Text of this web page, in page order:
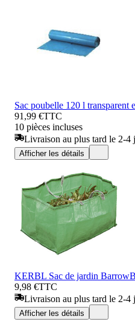
Sac poubelle 120 l transparent
91,99 €TTC
10 pièces incluses
Livraison au plus tard le 2-4
Afficher les détails
KERBL Sac de jardin
9,98 €TTC
Livraison au plus tard le 2-4
Afficher les détails